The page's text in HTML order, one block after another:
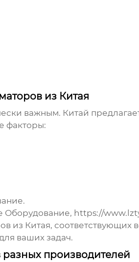
из Китая
важным. Китай
факторы:
Оборудование, https://
из Китая, соответствующих
ваших задач.
производителей